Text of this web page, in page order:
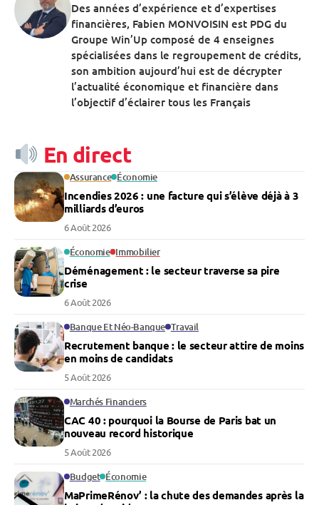
Des années d’expérience et d’expertises
financières, Fabien MONVOISIN est PDG du
Groupe Win’Up composé de 4 enseignes
spécialisées dans le regroupement de crédits,
son ambition aujourd’hui est de décrypter
l’actualité économique et financière dans
l’objectif d’éclairer tous les Français
En direct
Assurance Économie
Incendies 2026 : une facture qui s’élève déjà à 3
milliards d’euros
6 Août 2026
Économie Immobilier
Déménagement : le secteur traverse sa pire
crise
6 Août 2026
Banque Et Néo-Banque Travail
Recrutement banque : le secteur attire de moins
en moins de candidats
5 Août 2026
Marchés Financiers
CAC 40 : pourquoi la Bourse de Paris bat un
nouveau record historique
5 Août 2026
Budget Économie
MaPrimeRénov’ : la chute des demandes après la